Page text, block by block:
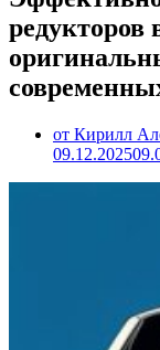
редукторов
от Кирилл
09.12.2025